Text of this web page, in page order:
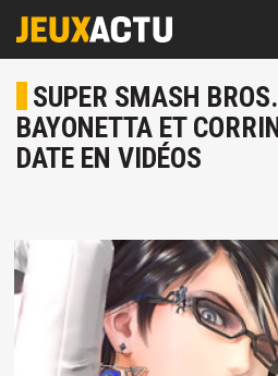
SUPER SMASH
BAYONETTA ET
DATE EN VIDÉOS